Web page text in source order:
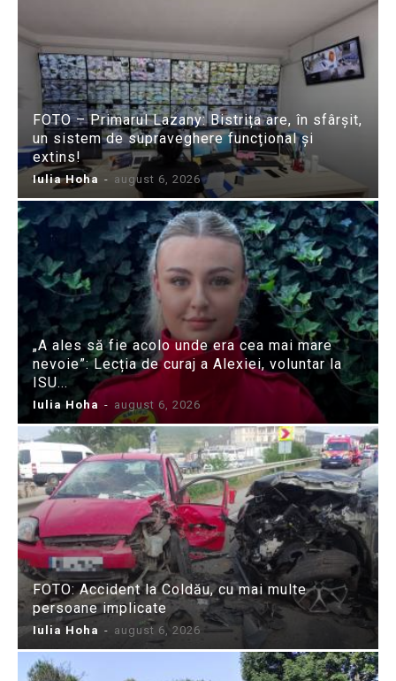
FOTO – Primarul Lazany: Bistrița are, în sfârșit,
un sistem de supraveghere funcțional și
extins!
Iulia Hoha - august 6, 2026
„A ales să fie acolo unde era cea mai mare
nevoie”: Lecția de curaj a Alexiei, voluntar la
ISU...
Iulia Hoha - august 6, 2026
FOTO: Accident la Coldău, cu mai multe
persoane implicate
Iulia Hoha - august 6, 2026